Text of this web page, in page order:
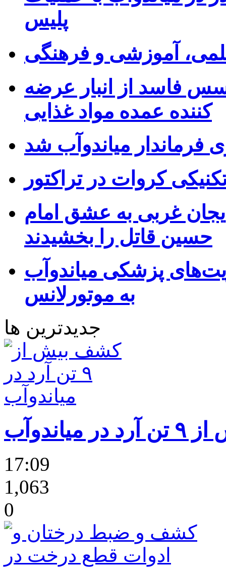
پلیس
علمی، آموزشی و فرهنگی
کیلوگرم سس فاسد از انبار عرضه
کننده عمده مواد غذایی
فرماندار میاندوآب شد
کروات در تراکتور
غربی به عشق امام
حسین قاتل را بخشیدند
پزشکی میاندوآب
به موتورلانس
جدیدترین ها
17:09
1,063
0